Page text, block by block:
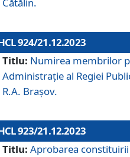
Cătălin.
924/21.12.2023
Titlu: Numirea membrilor
Administraţie al Regiei
R.A. Brașov.
923/21.12.2023
Titlu: Aprobarea